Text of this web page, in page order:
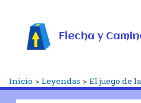
contenido
Flecha y
Inicio Leyendas El juego de